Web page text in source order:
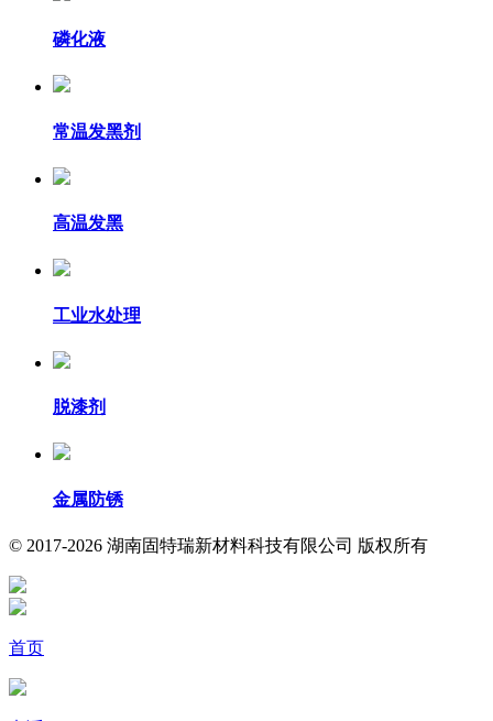
磷化液
常温发黑剂
高温发黑
工业水处理
脱漆剂
金属防锈
© 2017-2026 湖南固特瑞新材料科技有限公司 版权所有
首页